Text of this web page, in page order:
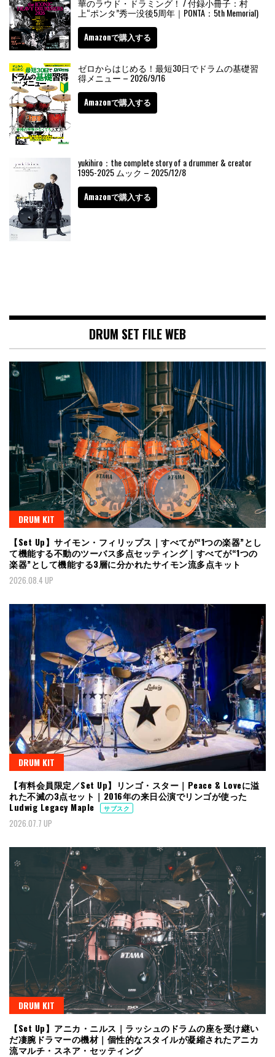
華のラウド・ドラミング！ / 付録小冊子：村
上“ポンタ”秀一没後5周年｜PONTA：5th Memorial)
Amazonで購入する
ゼロからはじめる！最短30日でドラムの基礎習
得メニュー – 2026/9/16
Amazonで購入する
yukihiro：the complete story of a drummer & creator
1995-2025 ムック – 2025/12/8
Amazonで購入する
DRUM SET FILE WEB
DRUM KIT
【Set Up】サイモン・フィリップス｜すべてが“1つの楽器”とし
て機能する不動のツーバス多点セッティング｜すべてが“1つの
楽器”として機能する3層に分かれたサイモン流多点キット
2026.08.4 UP
DRUM KIT
【有料会員限定／Set Up】リンゴ・スター｜Peace & Loveに溢
れた不滅の3点セット｜2016年の来日公演でリンゴが使った
Ludwig Legacy Maple
サブスク
2026.07.7 UP
DRUM KIT
【Set Up】アニカ・ニルス｜ラッシュのドラムの座を受け継い
だ凄腕ドラマーの機材｜個性的なスタイルが凝縮されたアニカ
流マルチ・スネア・セッティング